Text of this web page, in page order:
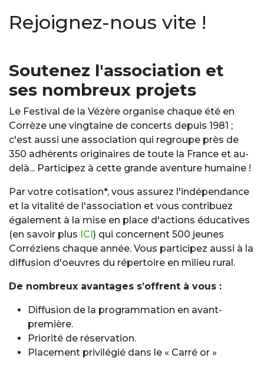
Rejoignez-nous vite !
Soutenez l'association et
ses nombreux projets
Le Festival de la Vézère organise chaque été en
Corrèze une vingtaine de concerts depuis 1981 ;
c'est aussi une association qui regroupe près de
350 adhérents originaires de toute la France et au-
delà... Participez à cette grande aventure humaine !
Par votre cotisation*, vous assurez l'indépendance
et la vitalité de l'association et vous contribuez
également à la mise en place d'actions éducatives
(en savoir plus ICI ) qui concernent 500 jeunes
Corréziens chaque année. Vous participez aussi à la
diffusion d'oeuvres du répertoire en milieu rural.
De nombreux avantages s’offrent à vous :
Diffusion de la programmation en avant-
première.
Priorité de réservation.
Placement privilégié dans le « Carré or »